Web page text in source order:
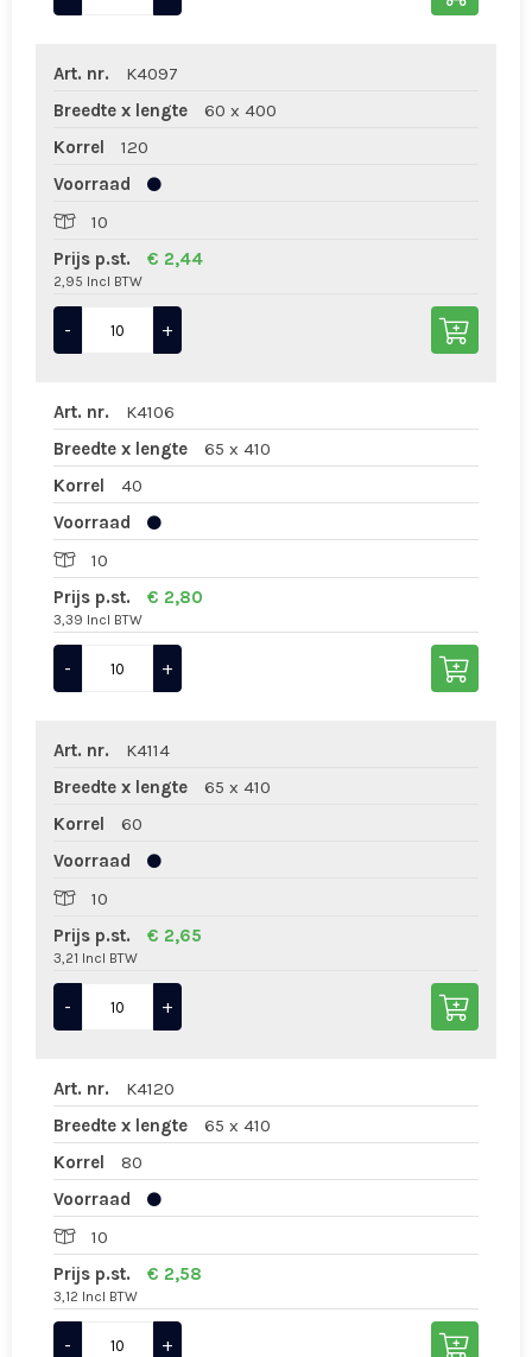
Art. nr.
K4097
Breedte x lengte
60 x 400
Korrel
120
Voorraad
10
Prijs p.st.
€ 2,44
2,95 Incl BTW
- +
Art. nr.
K4106
Breedte x lengte
65 x 410
Korrel
40
Voorraad
10
Prijs p.st.
€ 2,80
3,39 Incl BTW
- +
Art. nr.
K4114
Breedte x lengte
65 x 410
Korrel
60
Voorraad
10
Prijs p.st.
€ 2,65
3,21 Incl BTW
- +
Art. nr.
K4120
Breedte x lengte
65 x 410
Korrel
80
Voorraad
10
Prijs p.st.
€ 2,58
3,12 Incl BTW
- +